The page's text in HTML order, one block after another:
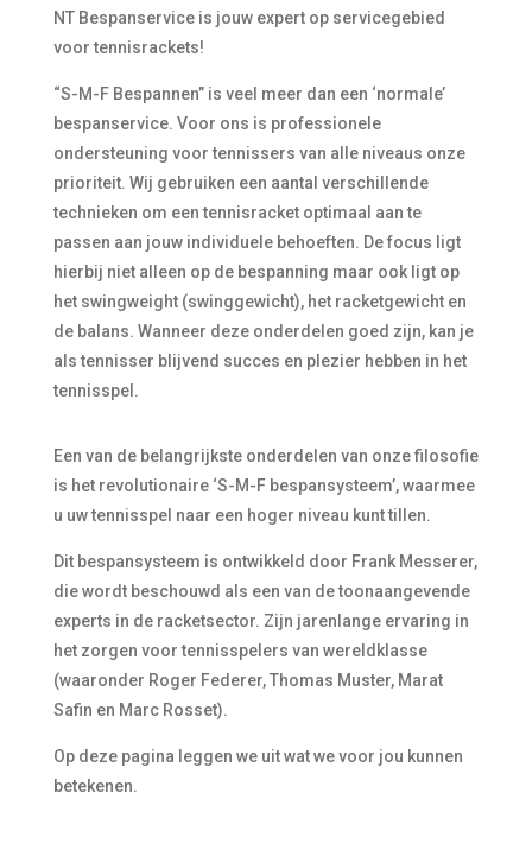
NT Bespanservice is jouw expert op servicegebied
voor tennisrackets!
“S-M-F Bespannen” is veel meer dan een ‘normale’
bespanservice. Voor ons is professionele
ondersteuning voor tennissers van alle niveaus onze
prioriteit. Wij gebruiken een aantal verschillende
technieken om een tennisracket optimaal aan te
passen aan jouw individuele behoeften. De focus ligt
hierbij niet alleen op de bespanning maar ook ligt op
het swingweight (swinggewicht), het racketgewicht en
de balans. Wanneer deze onderdelen goed zijn, kan je
als tennisser blijvend succes en plezier hebben in het
tennisspel.
Een van de belangrijkste onderdelen van onze filosofie
is het revolutionaire ‘S-M-F bespansysteem’, waarmee
u uw tennisspel naar een hoger niveau kunt tillen.
Dit bespansysteem is ontwikkeld door Frank Messerer,
die wordt beschouwd als een van de toonaangevende
experts in de racketsector. Zijn jarenlange ervaring in
het zorgen voor tennisspelers van wereldklasse
(waaronder Roger Federer, Thomas Muster, Marat
Safin en Marc Rosset).
Op deze pagina leggen we uit wat we voor jou kunnen
betekenen.